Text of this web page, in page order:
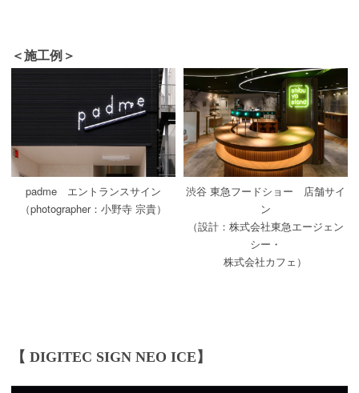
＜施工例＞
padme エントランスサイン
（photographer：小野寺 宗貴）
渋谷 東急フードショー 店舗サイ
ン
（設計：株式会社東急エージェン
シー・
株式会社カフェ）
【 DIGITEC SIGN NEO ICE】